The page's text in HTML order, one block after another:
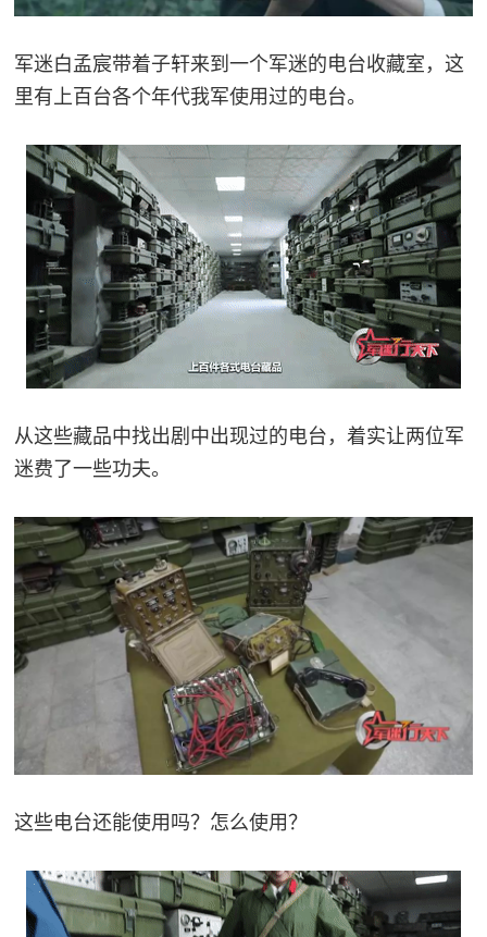
军迷白孟宸带着子轩来到一个军迷的电台收藏室，这
里有上百台各个年代我军使用过的电台。
从这些藏品中找出剧中出现过的电台，着实让两位军
迷费了一些功夫。
这些电台还能使用吗？怎么使用？